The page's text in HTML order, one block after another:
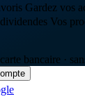
Gardez vos
Vos
bancaire ·